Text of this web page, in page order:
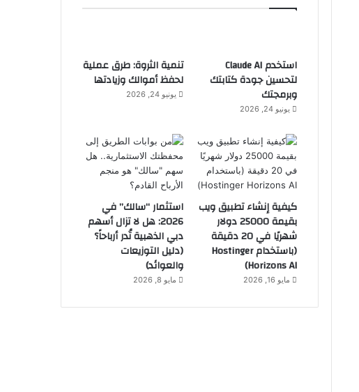
استخدم Claude AI
لتحسين جودة كتابتك
وبرمجتك
يونيو 24, 2026
تنمية الثروة: طرق عملية
لحفظ أموالك وزيادتها
يونيو 24, 2026
كيفية إنشاء تطبيق ويب
بقيمة 25000 دولار
شهريًا في 20 دقيقة
(باستخدام Hostinger
Horizons AI)
مايو 16, 2026
استثمار “سالك” في
2026: هل لا تزال أسهم
دبي الذهبية تُدر أرباحاً؟
(دليل التوزيعات
والعوائد)
مايو 8, 2026